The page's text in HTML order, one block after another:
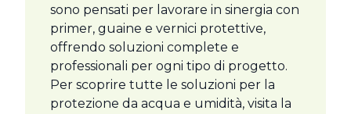
sono pensati per lavorare in sinergia con
primer, guaine e vernici protettive,
offrendo soluzioni complete e
professionali per ogni tipo di progetto.
Per scoprire tutte le soluzioni per la
protezione da acqua e umidità, visita la